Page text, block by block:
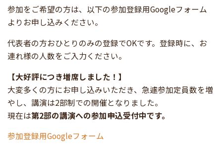
参加をご希望の方は、以下の参加登録用Googleフォーム
よりお申し込みください。
代表者の方おひとりのみの登録でOKです。登録時に、お
連れ様の人数をご入力ください。
【大好評につき増席しました！】
大変多くの方にお申し込みいただき、急遽参加定員数を増
やし、講演は2部制での開催となりました。
現在は第2部の講演への参加申込受付中です。
参加登録用Googleフォーム